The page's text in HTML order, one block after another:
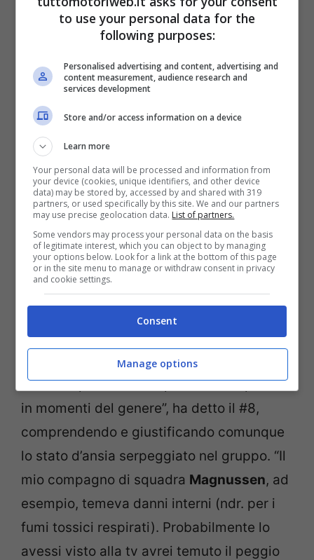
Tuttavia, dal paddock di Sakhir, il
protagonista, oggi possiamo dire
fortunato, dello spaventoso crash ha
spalleggiato la scelta della regia di
mostrare tutte le immagini a disposizione,
on-board compreso, sottolineando che “si
può sempre imparare qualcosa. “Si può
anche capire come un pilota si comporta
in momenti del genere”, ha detto il #8,
comprendendo e giustificando comunque
lo stato d’ansia serpeggiato nel gruppo. “Il
mio compagno di squadra Magnussen, ad
esempio, temeva danni interni (ndr. per i
fumi tossici respirati). Probabilmente lo
avessi visto alla tv avrei temuto il peggio
to use your personal data for the
following purposes:
Personalised advertising and content, advertising and
content measurement, audience research and
services development
Store and/or access information on a device
Learn more
Your personal data will be processed and information from
your device (cookies, unique identifiers, and other device
data) may be stored by, accessed by and shared with 319
partners, or used specifically by this site. We and our partners
may use precise geolocation data. List of partners.
Some vendors may process your personal data on the basis
of legitimate interest, which you can object to by managing
your options below. Look for a link at the bottom of this page
or in the site menu to manage or withdraw consent in privacy
and cookie settings.
Consent
Manage options